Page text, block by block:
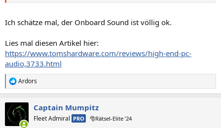
Ich schätze mal, der Onboard Sound ist völlig ok.
Lies mal diesen Artikel hier:
https://www.tomshardware.com/reviews/high-end-pc-
audio,3733.html
R
e
k
t
i
Ardors
Captain Mumpitz
Fleet Admiral PRO 🎅Rätsel-Elite ’24